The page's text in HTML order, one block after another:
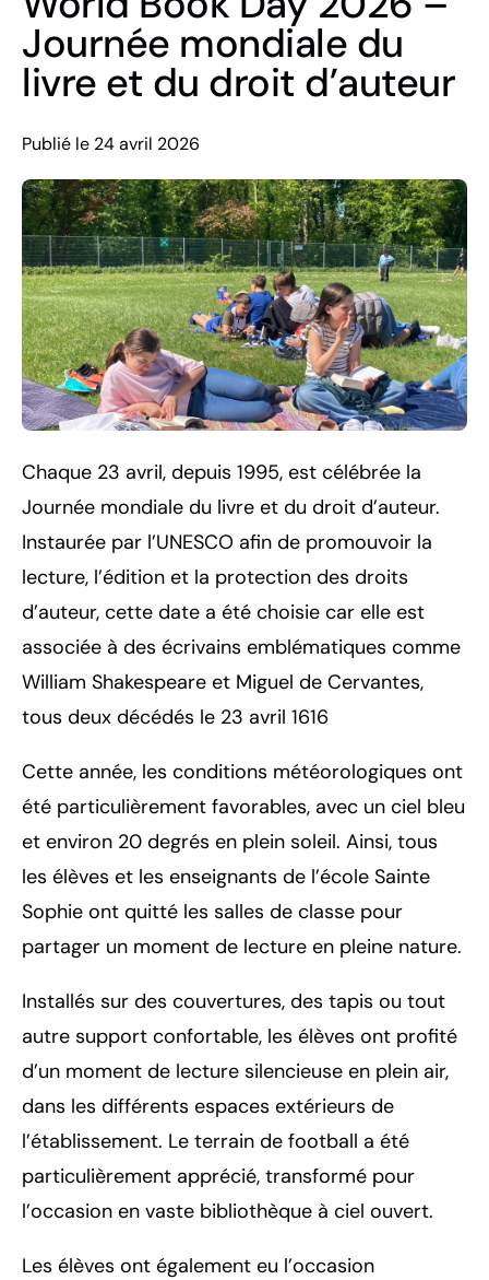
Journée mondiale du
livre et du droit d’auteur
Publié le 24 avril 2026
Chaque 23 avril, depuis 1995, est célébrée la
Journée mondiale du livre et du droit d’auteur.
Instaurée par l’UNESCO afin de promouvoir la
lecture, l’édition et la protection des droits
d’auteur, cette date a été choisie car elle est
associée à des écrivains emblématiques comme
William Shakespeare et Miguel de Cervantes,
tous deux décédés le 23 avril 1616
Cette année, les conditions météorologiques ont
été particulièrement favorables, avec un ciel bleu
et environ 20 degrés en plein soleil. Ainsi, tous
les élèves et les enseignants de l’école Sainte
Sophie ont quitté les salles de classe pour
partager un moment de lecture en pleine nature.
Installés sur des couvertures, des tapis ou tout
autre support confortable, les élèves ont profité
d’un moment de lecture silencieuse en plein air,
dans les différents espaces extérieurs de
l’établissement. Le terrain de football a été
particulièrement apprécié, transformé pour
l’occasion en vaste bibliothèque à ciel ouvert.
Les élèves ont également eu l’occasion